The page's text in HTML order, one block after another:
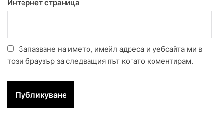
Интернет страница
Запазване на името, имейл адреса и уебсайта ми в
този браузър за следващия път когато коментирам.